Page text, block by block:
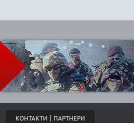
КОНТАКТИ | ПАРТНЕРИ